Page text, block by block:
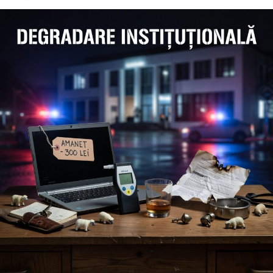
contestatarilor pentru a-i intimida, realitatea din teren
arată o imagine mult mai sumbră pentru „clanul nod în
papură”.
Surse bine informate confirmă că DGIPI și-a făcut
treaba profesional, iar norii grei care s-au abătut asupra
acestei caracatițe nu sunt doar de ploaie, ci de „furtună”
judiciară. Pe fir au intrat structuri grele de la București,
inclusiv DIICOT, care au deschis dosare pe numele celor
care se credeau intangibili sub „bagheta” lui Bălan.
Incompatibilitatea cu ștampilă: Când
nevasta e subalternă și legea e
opțională
După ani de zile în care ziarul de investigațiiIncisiv de
Prahovaa urlat în pustiu despre anomalia de la vârful
IPJ, Agenția Națională de Integritate (ANI) a pus